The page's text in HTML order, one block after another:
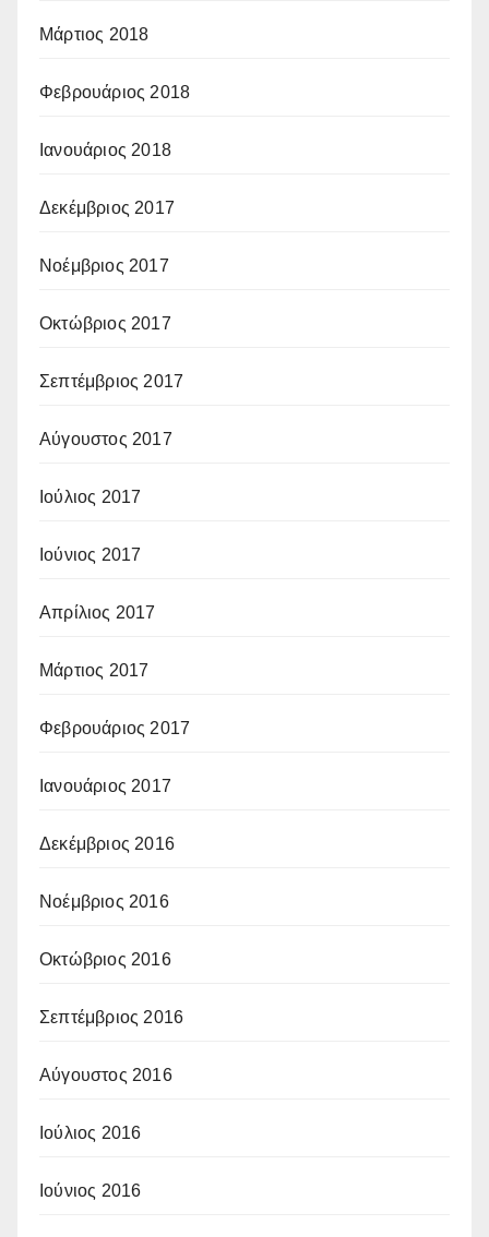
Μάρτιος 2018
Φεβρουάριος 2018
Ιανουάριος 2018
Δεκέμβριος 2017
Νοέμβριος 2017
Οκτώβριος 2017
Σεπτέμβριος 2017
Αύγουστος 2017
Ιούλιος 2017
Ιούνιος 2017
Απρίλιος 2017
Μάρτιος 2017
Φεβρουάριος 2017
Ιανουάριος 2017
Δεκέμβριος 2016
Νοέμβριος 2016
Οκτώβριος 2016
Σεπτέμβριος 2016
Αύγουστος 2016
Ιούλιος 2016
Ιούνιος 2016